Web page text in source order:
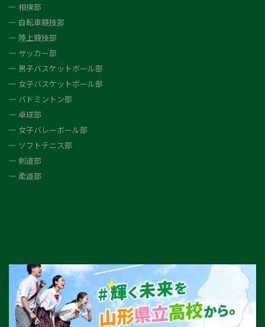
相撲部
自転車競技部
陸上競技部
サッカー部
男子バスケットボール部
女子バスケットボール部
バドミントン部
卓球部
女子バレーボール部
ソフトテニス部
剣道部
柔道部